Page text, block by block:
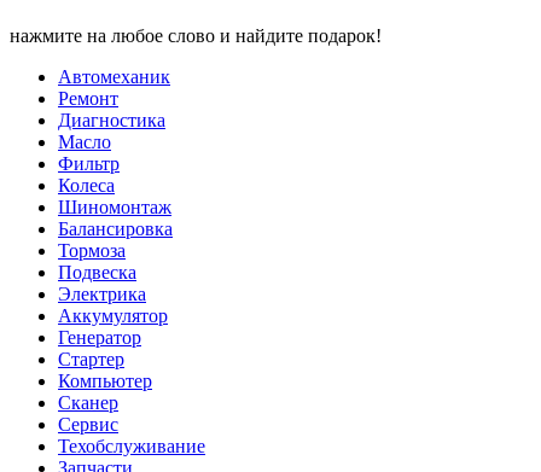
нажмите на любое слово и найдите подарок!
Автомеханик
Ремонт
Диагностика
Масло
Фильтр
Колеса
Шиномонтаж
Балансировка
Тормоза
Подвеска
Электрика
Аккумулятор
Генератор
Стартер
Компьютер
Сканер
Сервис
Техобслуживание